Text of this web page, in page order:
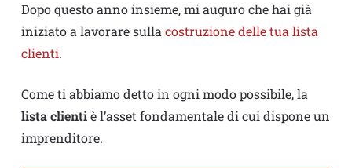
Dopo questo anno insieme, mi auguro che hai già
iniziato a lavorare sullacostruzione delle tua lista
clienti.
Come ti abbiamo detto in ogni modo possibile, la
lista clientiè l’asset fondamentale di cui dispone un
imprenditore.